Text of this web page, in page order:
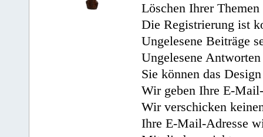
Löschen Ihrer
Die Registrierung ist
Ungelesene Beiträge
Ungelesene
Sie können das
Wir geben Ihre E-
Wir verschicken
Ihre E-Mail-Adresse